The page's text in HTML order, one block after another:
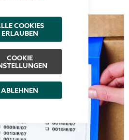
COOKIES
ERLAUBEN
COOKIE
ABLEHNEN